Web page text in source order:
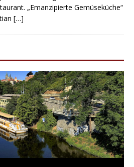
„Emanzipierte Gemüseküche“
[…]